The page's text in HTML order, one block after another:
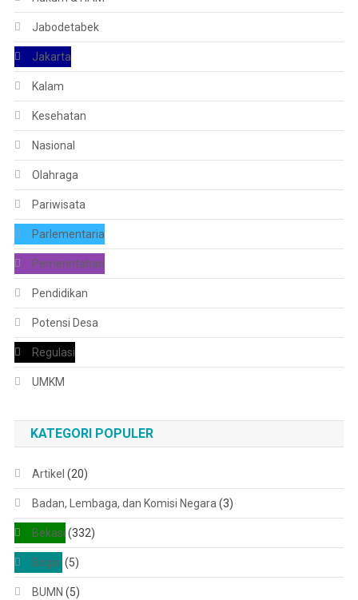
Jabodetabek
Jakarta
Kalam
Kesehatan
Nasional
Olahraga
Pariwisata
Parlementaria
Pemerintahan
Pendidikan
Potensi Desa
Regulasi
UMKM
KATEGORI POPULER
Artikel (20)
Badan, Lembaga, dan Komisi Negara(3)
Bekasi (332)
Bogor(5)
BUMN (5)